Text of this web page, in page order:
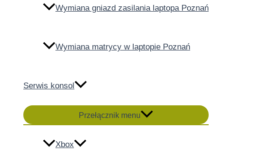
Wymiana gniazd zasilania laptopa Poznań
Wymiana matrycy w laptopie Poznań
Serwis konsol
Przełącznik menu
Xbox